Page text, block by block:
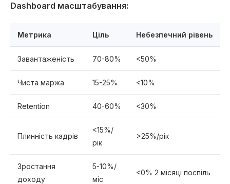
Dashboard масштабування:
Метрика Ціль Небезпечний рівень
Завантаженість 70-80% <50%
Чиста маржа 15-25% <10%
Retention 40-60% <30%
Плинність кадрів
<15%/
рік
>25%/рік
Зростання
доходу
5-10%/
міс
<0% 2 місяці поспіль